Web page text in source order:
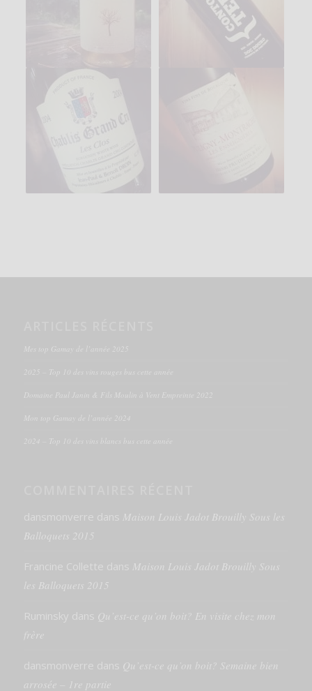
Mes top Gamay de l’année 2025
2025 – Top 10 des vins rouges bus cette année
Domaine Paul Janin & Fils Moulin à Vent Empreinte 2022
Mon top Gamay de l’année 2024
2024 – Top 10 des vins blancs bus cette année
dansmonverre dans
Maison Louis Jadot Brouilly Sous les
Balloquets 2015
Francine Collette dans
Maison Louis Jadot Brouilly Sous
les Balloquets 2015
Ruminsky dans Qu’est-ce qu’on boit? En visite chez mon
frère
dansmonverre dans Qu’est-ce qu’on boit? Semaine bien
arrosée – 1re partie